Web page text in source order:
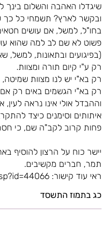
שיגדלו האהבה והשלום בינך
ובקשר לארץ? תשמחי כל כך
בחו"ל, למשל, אם עושים
פשוט לא שם לב למה שהוא
(בפיגועים ובתאונות, למשל,
רק ע"י קיום תורה ומצוות.
רק בא"י יש לנו מצוות
רק בא"י הגשמים באים רק אם
וההבדל אולי אינו נראה
איתותים וסימנים כיצד
פחות קרוב לקב"ה שם, כי
יישר כוח על הרצון להוסיף
תמר, חברים מקשיבים.
ראי עוד קישור: https://www.kipa.co.il/noar/n_ask_show.asp?id=44066
כג בתמוז התשסד